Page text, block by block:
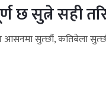
छ सुत्ने सही
आसनमा सुत्छौं, कतिबेला